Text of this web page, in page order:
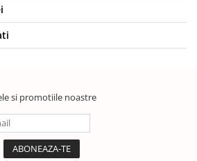
si promotiile noastre